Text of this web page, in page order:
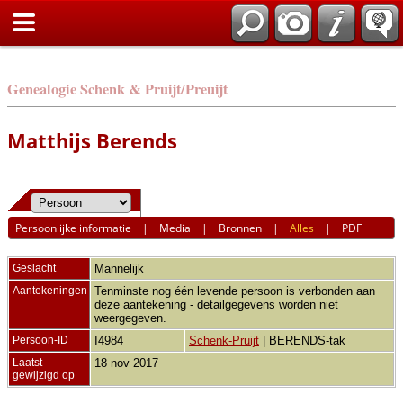
Genealogie Schenk & Pruijt/Preuijt
Matthijs Berends
Persoonlijke informatie | Media | Bronnen |Alles | PDF
Geslacht Mannelijk
Aantekeningen
Tenminste nog één levende persoon is verbonden aan
deze aantekening - detailgegevens worden niet
weergegeven.
Persoon-ID I4984 Schenk-Pruijt | BERENDS-tak
Laatst
gewijzigd op
18 nov 2017